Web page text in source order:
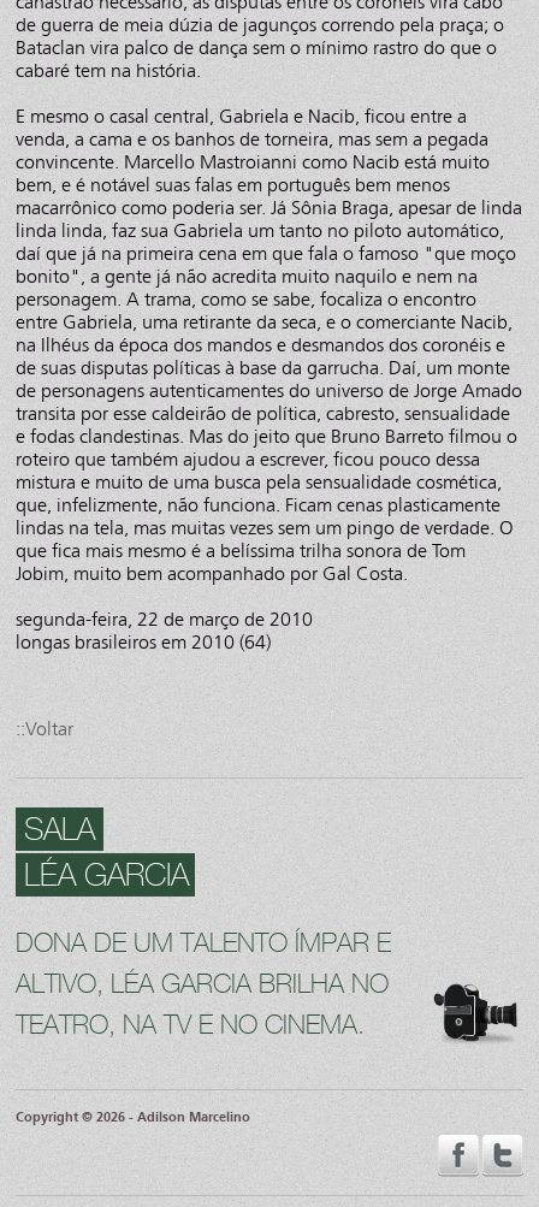
de guerra de meia dúzia de jagunços correndo pela praça; o
Bataclan vira palco de dança sem o mínimo rastro do que o
cabaré tem na história.
E mesmo o casal central, Gabriela e Nacib, ficou entre a
venda, a cama e os banhos de torneira, mas sem a pegada
convincente. Marcello Mastroianni como Nacib está muito
bem, e é notável suas falas em português bem menos
macarrônico como poderia ser. Já Sônia Braga, apesar de linda
linda linda, faz sua Gabriela um tanto no piloto automático,
daí que já na primeira cena em que fala o famoso "que moço
bonito", a gente já não acredita muito naquilo e nem na
personagem. A trama, como se sabe, focaliza o encontro
entre Gabriela, uma retirante da seca, e o comerciante Nacib,
na Ilhéus da época dos mandos e desmandos dos coronéis e
de suas disputas políticas à base da garrucha. Daí, um monte
de personagens autenticamentes do universo de Jorge Amado
transita por esse caldeirão de política, cabresto, sensualidade
e fodas clandestinas. Mas do jeito que Bruno Barreto filmou o
roteiro que também ajudou a escrever, ficou pouco dessa
mistura e muito de uma busca pela sensualidade cosmética,
que, infelizmente, não funciona. Ficam cenas plasticamente
lindas na tela, mas muitas vezes sem um pingo de verdade. O
que fica mais mesmo é a belíssima trilha sonora de Tom
Jobim, muito bem acompanhado por Gal Costa.
segunda-feira, 22 de março de 2010
longas brasileiros em 2010 (64)
::Voltar
SALA
LÉA GARCIA
DONA DE UM TALENTO ÍMPAR E
ALTIVO, LÉA GARCIA BRILHA NO
TEATRO, NA TV E NO CINEMA.
Copyright © 2026 - Adilson Marcelino